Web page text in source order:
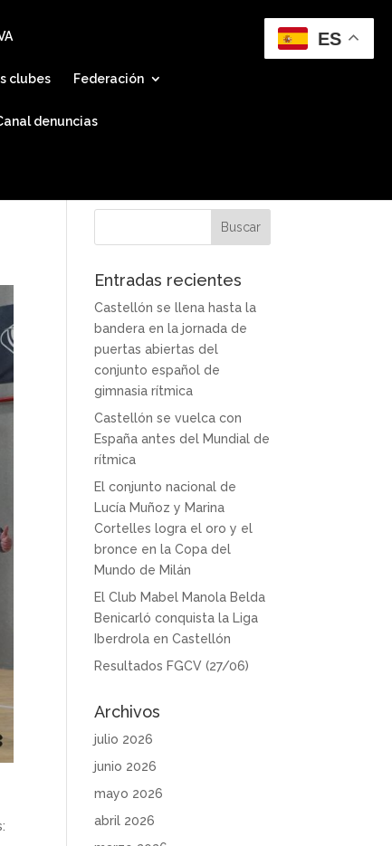
clubes Federación
denuncias
Entradas recientes
Castellón se llena hasta la
bandera en la jornada de
puertas abiertas del
conjunto español de
gimnasia rítmica
Castellón se vuelca con
España antes del Mundial de
rítmica
El conjunto nacional de
Lucía Muñoz y Marina
Cortelles logra el oro y el
bronce en la Copa del
Mundo de Milán
El Club Mabel Manola Belda
Benicarló conquista la Liga
Iberdrola en Castellón
Resultados FGCV (27/06)
Archivos
julio 2026
junio 2026
mayo 2026
abril 2026
ES